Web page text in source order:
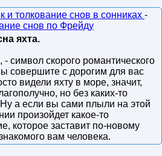
и толкование снов в сонниках -
снов по Фрейду
яхта.
символ скорого романтического
совершите с дорогим для вас
видели яхту в море, значит,
но без каких-то
а если вы сами плыли на этой
произойдет какое-то
которое заставит по-новому
вам человека.